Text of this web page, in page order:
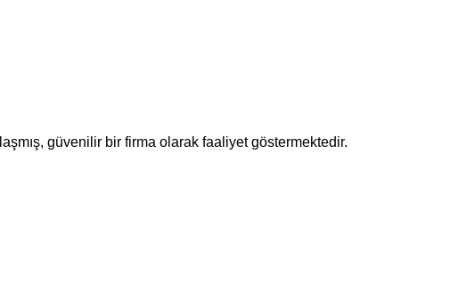
güvenilir bir firma olarak faaliyet göstermektedir.